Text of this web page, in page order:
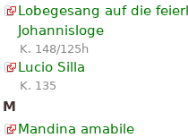
Lobegesang auf die
Johannisloge
K. 148/125h
Lucio Silla
K. 135
M
Mandina amabile